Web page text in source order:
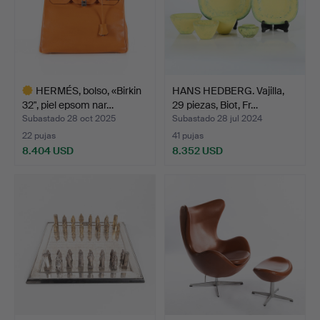
HERMÉS, bolso, «Birkin
32", piel epsom nar…
Subastado 28 oct 2025
22 pujas
8.404 USD
HANS HEDBERG. Vajilla,
29 piezas, Biot, Fr…
Subastado 28 jul 2024
41 pujas
8.352 USD